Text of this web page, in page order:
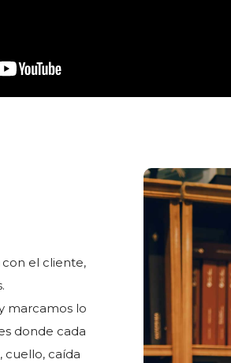
el cliente,
marcamos lo
donde cada
cuello, caída